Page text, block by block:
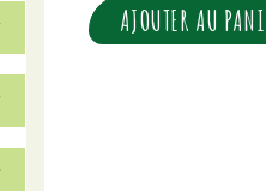
AJOUTER AU